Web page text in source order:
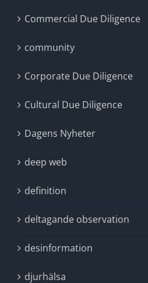
Commercial Due Diligence
community
Corporate Due Diligence
Cultural Due Diligence
Dagens Nyheter
deep web
definition
deltagande observation
desinformation
djurhälsa